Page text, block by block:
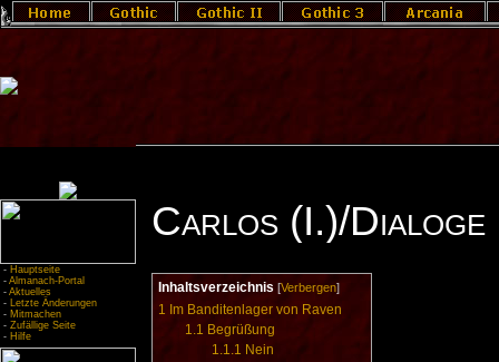
- Hauptseite
- Almanach-Portal
- Aktuelles
- Letzte Änderungen
- Mitmachen
- Zufällige Seite
- Hilfe
Carlos (I.)/Dialoge
Inhaltsverzeichnis [Verbergen]
1 Im Banditenlager von Raven
1.1 Begrüßung
1.1.1 Nein